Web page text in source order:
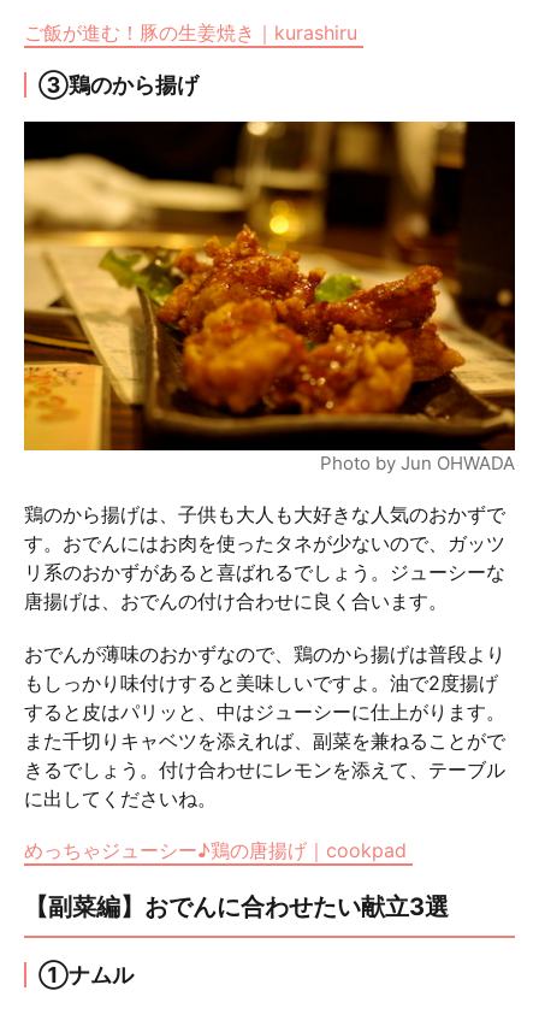
ご飯が進む！豚の生姜焼き｜kurashiru
③鶏のから揚げ
Photo by Jun OHWADA
鶏のから揚げは、子供も大人も大好きな人気のおかずで
す。おでんにはお肉を使ったタネが少ないので、ガッツ
リ系のおかずがあると喜ばれるでしょう。ジューシーな
唐揚げは、おでんの付け合わせに良く合います。
おでんが薄味のおかずなので、鶏のから揚げは普段より
もしっかり味付けすると美味しいですよ。油で2度揚げ
すると皮はパリッと、中はジューシーに仕上がります。
また千切りキャベツを添えれば、副菜を兼ねることがで
きるでしょう。付け合わせにレモンを添えて、テーブル
に出してくださいね。
めっちゃジューシー♪鶏の唐揚げ｜cookpad
【副菜編】おでんに合わせたい献立3選
①ナムル